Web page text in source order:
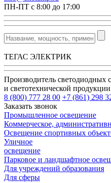
ПН-ПТ с 8:00 до 17:00
ТЕГАС ЭЛЕКТРИК
Производитель светодиодных
и светотехнической продукции
8 (800) 777 28 00 +7 (861) 298
Заказать звонок
Промышленное освещение
Коммерческое,
Освещение спортивных
Уличное
освещение
Парковое и ландшафтное
Для учреждений образования
Для сферы